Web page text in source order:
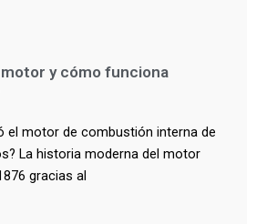
motor y cómo funciona
el motor de combustión interna de
La historia moderna del motor
gracias al